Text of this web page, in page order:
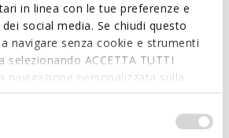
in linea con le tue preferenze e
social media. Se chiudi questo
navigare senza cookie e strumenti
ACCETTA TUTTI
navigazione personalizzata sulla
interessi. Selezionando
anche scegliere quali cookies ed
autorizzare. Per maggiori
slip outsole for excellent grip,
wet conditions
to put on